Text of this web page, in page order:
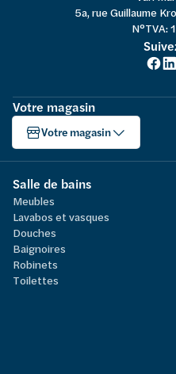
5a, rue Guillaume
N°TVA:
Votre magasin
Votre magasin
Salle de bains
Meubles
Lavabos et vasques
Douches
Baignoires
Robinets
Toilettes